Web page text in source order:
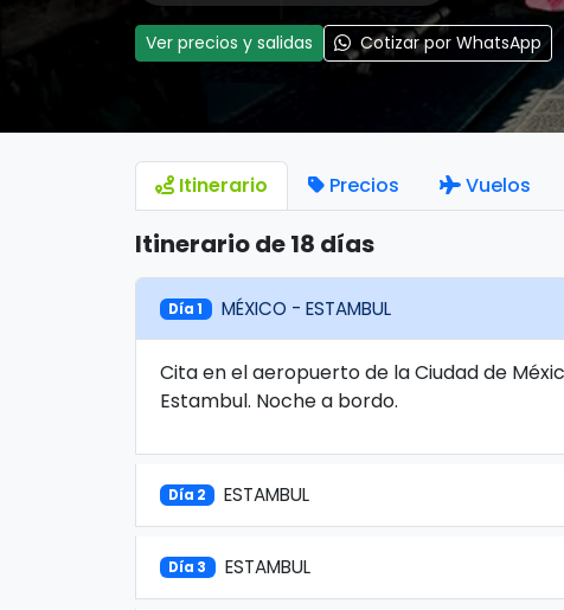
Ver precios y salidas Cotizar por WhatsApp
Itinerario Precios Vuelos
Itinerario de 18 días
Día 1 MÉXICO - ESTAMBUL
Cita en el aeropuerto de la Ciudad de
Estambul. Noche a bordo.
Día 2 ESTAMBUL
Día 3 ESTAMBUL